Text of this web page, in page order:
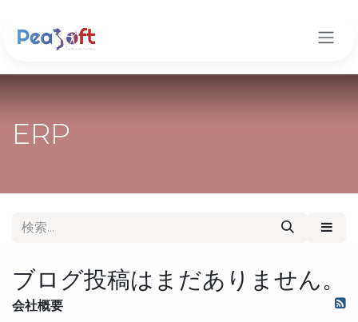
ERP
ブログ投稿はまだありません。
会社概要